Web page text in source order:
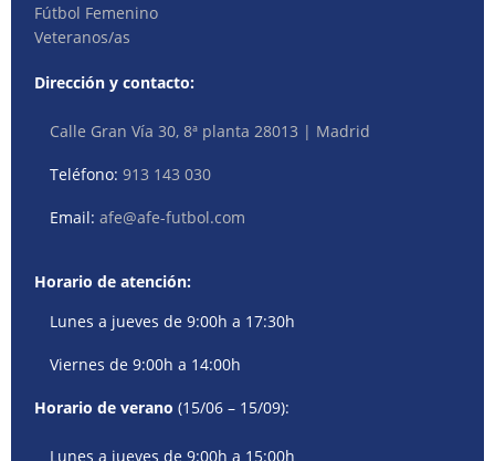
Fútbol Femenino
Veteranos/as
Dirección y contacto:
Calle Gran Vía 30, 8ª planta 28013 | Madrid
Teléfono:913 143 030
Email:afe@afe-futbol.com
Horario de atención:
Lunes a jueves de 9:00h a 17:30h
Viernes de 9:00h a 14:00h
Horario de verano (15/06 – 15/09):
Lunes a jueves de 9:00h a 15:00h